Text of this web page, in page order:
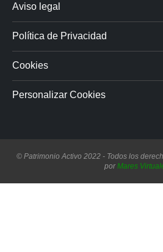
Aviso legal
Política de Privacidad
Cookies
Personalizar Cookies
© Patrimonio Activo 2022 - Todos los
porMares